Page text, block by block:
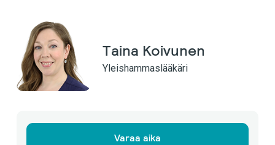
Taina Koivunen
Yleishammaslääkäri
Varaa aika